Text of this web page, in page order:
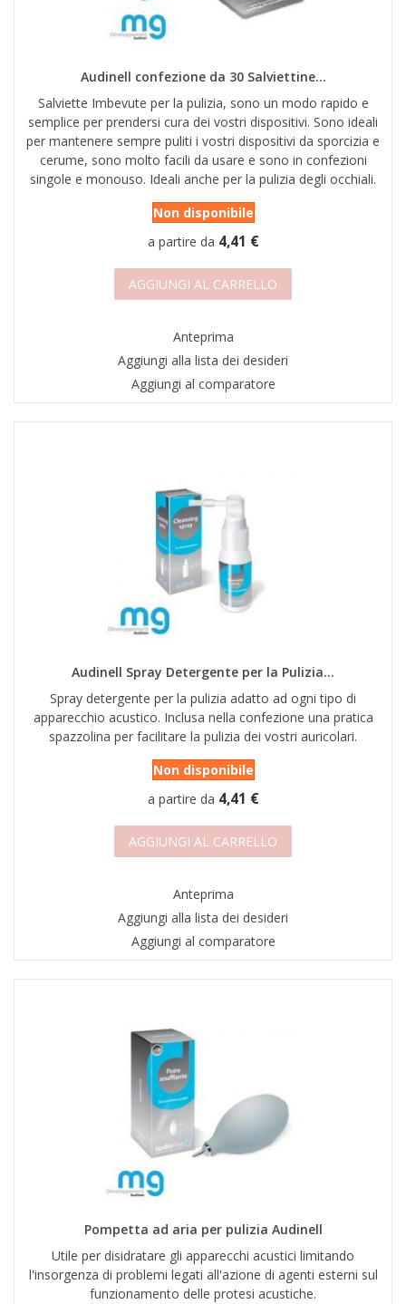
AREA RIVENDITORI
Audinell confezione da 30 Salviettine...
Salviette Imbevute per la pulizia, sono un modo rapido e
semplice per prendersi cura dei vostri dispositivi. Sono ideali
per mantenere sempre puliti i vostri dispositivi da sporcizia e
cerume, sono molto facili da usare e sono in confezioni
singole e monouso. Ideali anche per la pulizia degli occhiali.
Non disponibile
a partire da 4,41 €
AGGIUNGI AL CARRELLO
Anteprima
Aggiungi alla lista dei desideri
Aggiungi al comparatore
Audinell Spray Detergente per la Pulizia...
Spray detergente per la pulizia adatto ad ogni tipo di
apparecchio acustico. Inclusa nella confezione una pratica
spazzolina per facilitare la pulizia dei vostri auricolari.
Non disponibile
a partire da 4,41 €
AGGIUNGI AL CARRELLO
Anteprima
Aggiungi alla lista dei desideri
Aggiungi al comparatore
Pompetta ad aria per pulizia Audinell
Utile per disidratare gli apparecchi acustici limitando
l'insorgenza di problemi legati all'azione di agenti esterni sul
funzionamento delle protesi acustiche.